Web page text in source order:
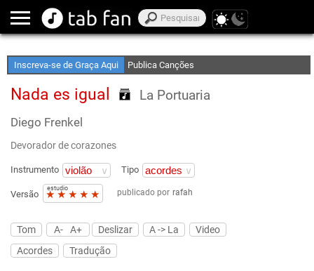
Inscreva-se de Graça Aqui Publica Canções
Nada es igual La Portuaria
Diego Frenkel
Devorador de corazones
Instrumento Tipo
Versão
estudio
★ ★ ★ ★ ★ publicado por rafah
Tom A- A+ Deslizar A -> La
Video
Acordes
Tradução